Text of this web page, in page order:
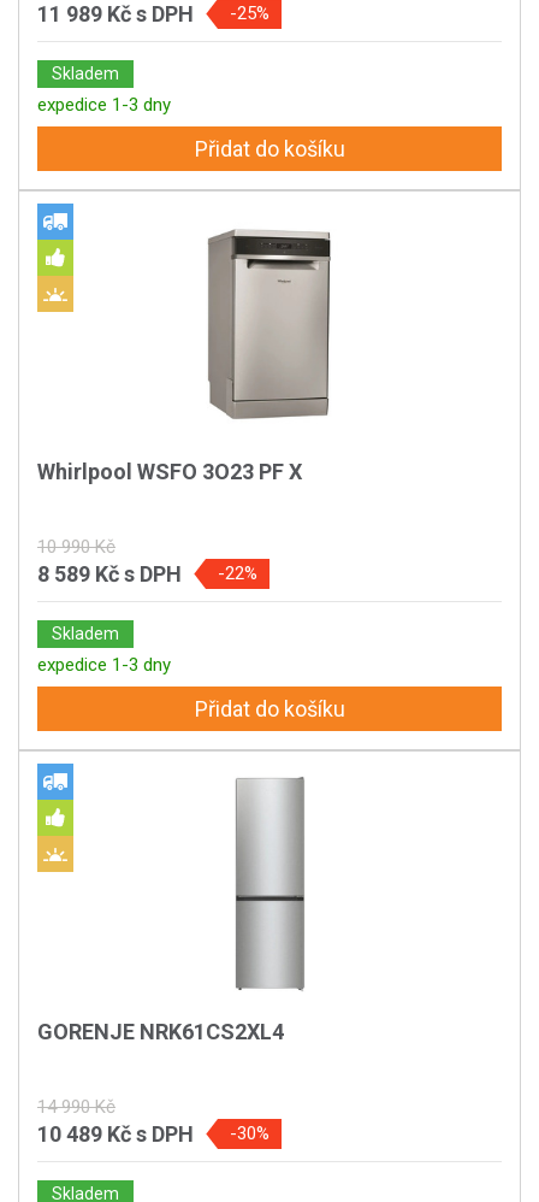
11 989 Kčs DPH -25%
Skladem
expedice 1-3 dny
Přidat do košíku
Whirlpool WSFO 3O23 PF X
10 990 Kč
8 589 Kčs DPH -22%
Skladem
expedice 1-3 dny
Přidat do košíku
GORENJE NRK61CS2XL4
14 990 Kč
10 489 Kčs DPH -30%
Skladem